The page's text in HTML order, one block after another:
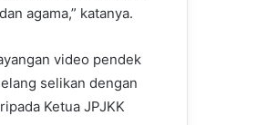
agama,” katanya.
video pendek
selikan dengan
Ketua JPJKK